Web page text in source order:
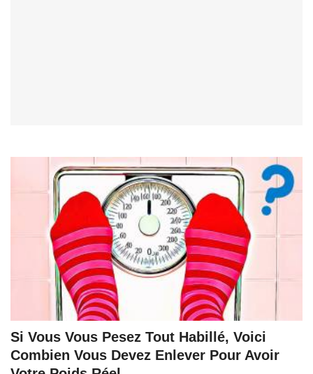
Si Vous Vous Pesez Tout Habillé, Voici
Combien Vous Devez Enlever Pour Avoir